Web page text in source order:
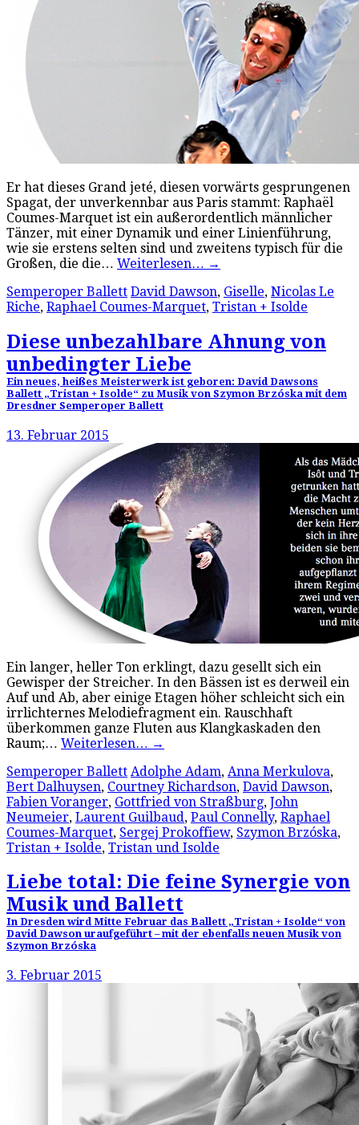
Er hat dieses Grand jeté, diesen vorwärts gesprungenen
Spagat, der unverkennbar aus Paris stammt: Raphaël
Coumes-Marquet ist ein außerordentlich männlicher
Tänzer, mit einer Dynamik und einer Linienführung,
wie sie erstens selten sind und zweitens typisch für die
Großen, die die… Weiterlesen… →
Semperoper Ballett David Dawson, Giselle, Nicolas Le
Riche, Raphael Coumes-Marquet, Tristan + Isolde
Diese unbezahlbare Ahnung von
unbedingter Liebe
Ein neues, heißes Meisterwerk ist geboren: David Dawsons
Ballett „Tristan + Isolde“ zu Musik von Szymon Brzóska mit dem
Dresdner Semperoper Ballett
13. Februar 2015
Ein langer, heller Ton erklingt, dazu gesellt sich ein
Gewisper der Streicher. In den Bässen ist es derweil ein
Auf und Ab, aber einige Etagen höher schleicht sich ein
irrlichternes Melodiefragment ein. Rauschhaft
überkommen ganze Fluten aus Klangkaskaden den
Raum;… Weiterlesen… →
Semperoper Ballett Adolphe Adam, Anna Merkulova,
Bert Dalhuysen, Courtney Richardson, David Dawson,
Fabien Voranger, Gottfried von Straßburg, John
Neumeier, Laurent Guilbaud, Paul Connelly, Raphael
Coumes-Marquet, Sergej Prokoffiew, Szymon Brzóska,
Tristan + Isolde, Tristan und Isolde
Liebe total: Die feine Synergie von
Musik und Ballett
In Dresden wird Mitte Februar das Ballett „Tristan + Isolde“ von
David Dawson uraufgeführt – mit der ebenfalls neuen Musik von
Szymon Brzóska
3. Februar 2015